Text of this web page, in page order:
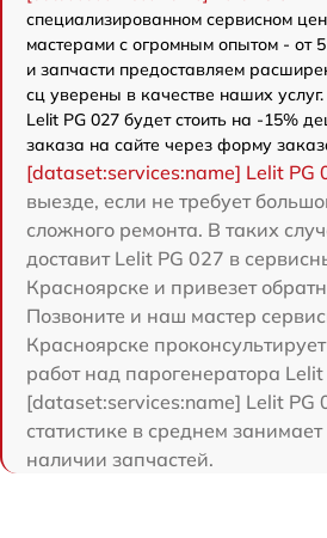
специализированном сервисном
мастерами с огромным опытом - от
и запчасти предоставляем
сц уверены в качестве наших
Lelit PG 027 будет стоить на -15%
заказа на сайте через форму
[dataset:services:name] Lelit PG
выезде, если не требует
сложного ремонта. В таких
доставит Lelit PG 027 в
Красноярске и привезет
Позвоните и наш мастер
Красноярске
работ над парогенератора Lelit
[dataset:services:name] Lelit PG
статистике в среднем
наличии запчастей.